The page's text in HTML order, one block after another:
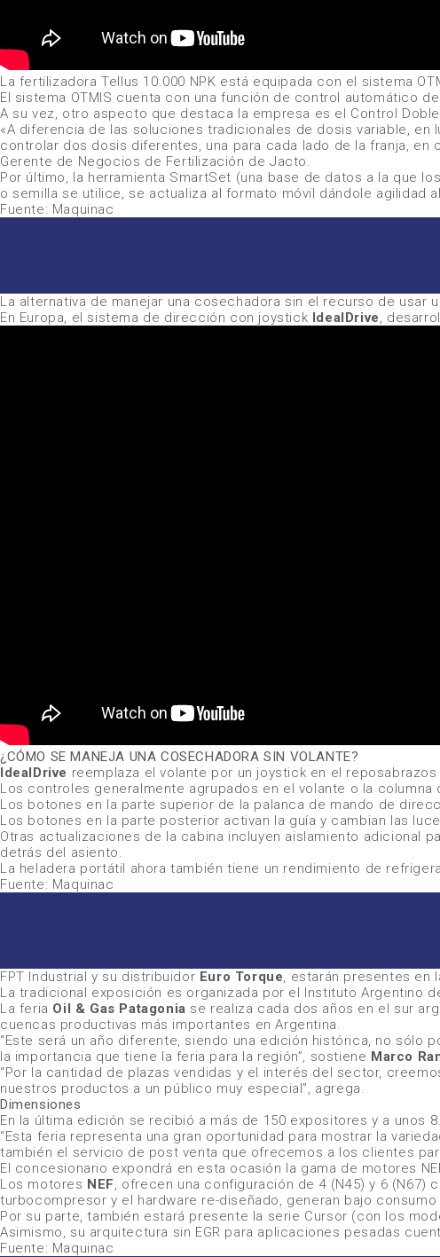
La fertilizadoraTellus 10.000 NPK está equipada con el sistema
El sistema OTMIS cuenta con una función de control automático
A su vez, otro aspecto que destaca la empresa es el Control Doble
«A diferencia de las soluciones tradicionales de dosis variable,
controlar dos dosis diferentes, una para cada lado de la franja,
Gerente de Negocios de Fertilización deJacto.
Por último, la herramienta SmartSet (una base de datos a la que
o semilla se utilice, se actualiza al formato móvil dándole agilidad
Fuente: Maquinac
La alternativa de manejar una cosechadora sin el recurso de usar
En Europa, el sistema de dirección con joystick IdealDrive,
¿CÓMO SE MANEJA UNA COSECHADORA SIN VOLANTE?
IdealDrive reemplaza el volante por un joystick en el
Los controles generalmente agrupados en el volante o la
Los botones en la parte superior de la palanca de mando de
Los botones en la parte posterior activan la guía y cambian las
Otras actualizaciones de la cabina incluyen aislamiento adicional
detrás del asiento.
La heladera portátil ahora también tiene un rendimiento de
Fuente: Maquinac
FPT Industrial y su distribuidor Euro Torque, estarán presentes en
La tradicional exposición es organizada por el Instituto Argentino
La feria Oil & Gas Patagonia se realiza cada dos años en el sur
cuencas productivas más importantes en Argentina.
“Este será un año diferente, siendo una edición histórica, no
la importancia que tiene la feria para la región”, sostiene Marco
“Por la cantidad de plazas vendidas y el interés del sector,
nuestros productos a un público muy especial”, agrega.
Dimensiones
En la última edición se recibió a más de 150 expositores y a unos
“Esta feria representa una gran oportunidad para mostrar la
también el servicio de post venta que ofrecemos a los clientes
El concesionario expondrá en esta ocasión la gama de motores
Los motores NEF, ofrecen una configuración de 4 (N45) y 6 (N67)
turbocompresor y el hardware re-diseñado, generan bajo
Por su parte, también estará presente la serie Cursor (con los
Asimismo, su arquitectura sin EGR para aplicaciones pesadas
Fuente: Maquinac